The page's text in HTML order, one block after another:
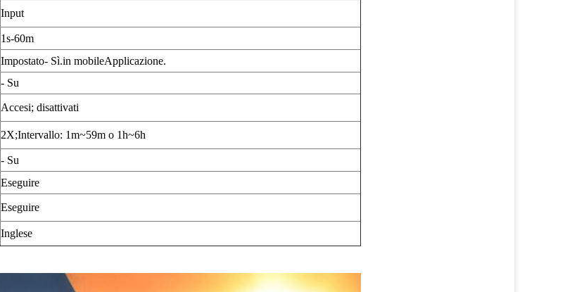
Input
1s-60m
Impostato- Sì.in mobileApplicazione.
- Su
Accesi; disattivati
2X;Intervallo: 1m~59m o 1h~6h
- Su
Eseguire
Eseguire
Inglese